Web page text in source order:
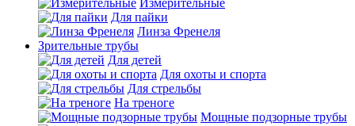
Измерительные
Для пайки
Линза Френеля
Зрительные трубы
Для детей
Для охоты и спорта
Для стрельбы
На треноге
Мощные подзорные трубы